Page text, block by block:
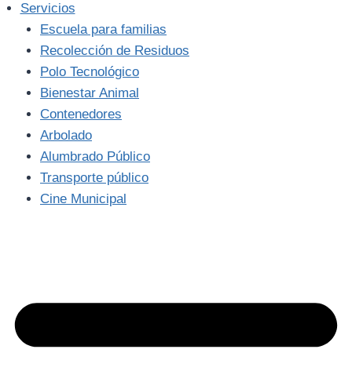
Servicios
Escuela para familias
Recolección de Residuos
Polo Tecnológico
Bienestar Animal
Contenedores
Arbolado
Alumbrado Público
Transporte público
Cine Municipal